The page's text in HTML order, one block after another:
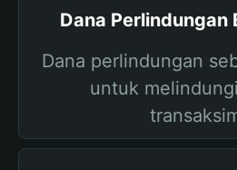
Dana Perlindungan
Dana perlindungan
untuk